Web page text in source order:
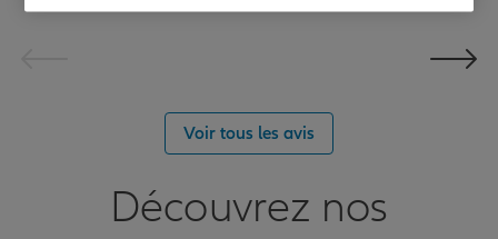
Voir tous les avis
Découvrez nos